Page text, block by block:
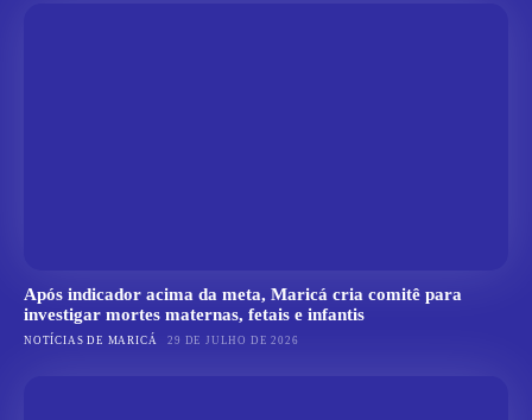
Após indicador acima da meta, Maricá cria comitê para
investigar mortes maternas, fetais e infantis
NOTÍCIAS DE MARICÁ 29 DE JULHO DE 2026